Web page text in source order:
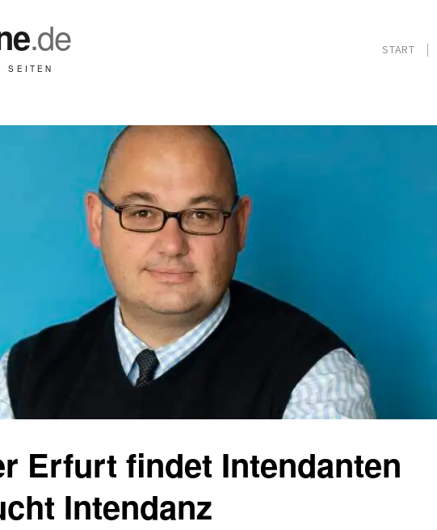
START
Erfurt findet Intendanten
Intendanz